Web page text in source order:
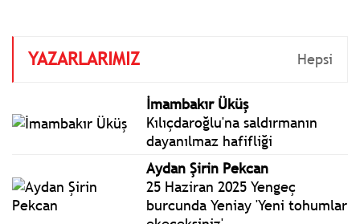
YAZARLARIMIZ Hepsi
İmambakır Üküş
Kılıçdaroğlu'na saldırmanın
dayanılmaz hafifliği
Aydan Şirin Pekcan
25 Haziran 2025 Yengeç
burcunda Yeniay 'Yeni tohumlar